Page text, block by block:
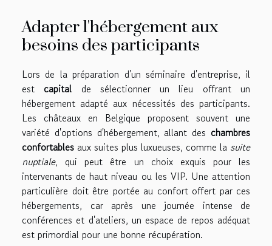
Adapter l'hébergement aux
besoins des participants
Lors de la préparation d'un séminaire d'entreprise, il
est capital de sélectionner un lieu offrant un
hébergement adapté aux nécessités des participants.
Les châteaux en Belgique proposent souvent une
variété d'options d'hébergement, allant des chambres
confortables aux suites plus luxueuses, comme la suite
nuptiale, qui peut être un choix exquis pour les
intervenants de haut niveau ou les VIP. Une attention
particulière doit être portée au confort offert par ces
hébergements, car après une journée intense de
conférences et d'ateliers, un espace de repos adéquat
est primordial pour une bonne récupération.